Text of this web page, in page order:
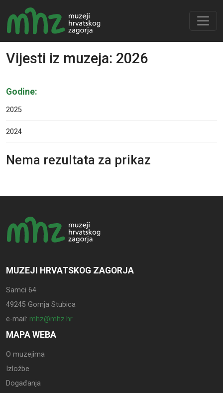
Vijesti iz muzeja: 2026
Godine:
2025
2024
Nema rezultata za prikaz
MUZEJI HRVATSKOG ZAGORJA
Samci 64
49245 Gornja Stubica
e-mail: mhz@mhz.hr
MAPA WEBA
O muzejima
Izložbe
Događanja